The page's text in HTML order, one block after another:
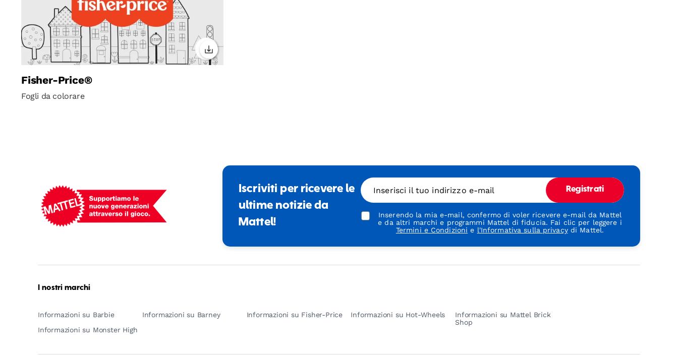
Fisher-Price®
Fogli da colorare
Iscriviti per ricevere le
ultime notizie da
Mattel!
Inserisci il tuo indirizzo e-mail Registrati
Inserendo la mia e-mail, confermo di voler ricevere e-mail da Mattel
e da altri marchi e programmi Mattel di fiducia. Fai clic per leggere i
Termini e Condizioni e l'Informativa sulla privacydi Mattel.
I nostri marchi
Informazioni su Barbie Informazioni su Barney Informazioni su Fisher-Price Informazioni su Hot-Wheels
Informazioni su Mattel Brick
Shop
Informazioni su Monster High